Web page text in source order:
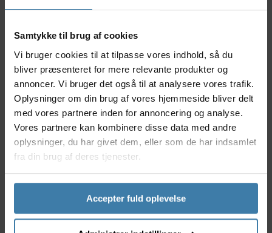
Samtykke til brug af cookies
Vi bruger cookies til at tilpasse vores indhold, så du
bliver præsenteret for mere relevante produkter og
annoncer. Vi bruger det også til at analysere vores trafik.
Oplysninger om din brug af vores hjemmeside bliver delt
med vores partnere inden for annoncering og analyse.
Vores partnere kan kombinere disse data med andre
oplysninger, du har givet dem, eller som de har indsamlet
fra din brug af deres tjenester.
Accepter fuld oplevelse
Designet til krævende mountainbike-brug og
tekniske spor
Robust, højtydende kaliber fra SRAM, kendt for
kvalitet og holdbarhed
Giver stærk og jævn bremsekraft i alle
vejrforhold
Let vægt, der bidrager til bedre håndtering og
kontrol
Nem installation og vedligeholdelse
Sram Maven Base bremsekaliber er perfekt til
mountainbikere, der søger pålidelighed og
performance på sporet. Uanset om du kører på
stejle, mudrede nedkørsler, tekniske singletracks